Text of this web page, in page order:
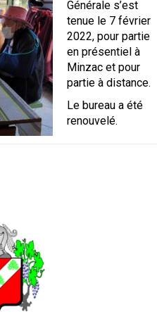
Générale s’est
tenue le 7 février
2022, pour partie
en présentiel à
Minzac et pour
partie à distance.
Le bureau a été
renouvelé.